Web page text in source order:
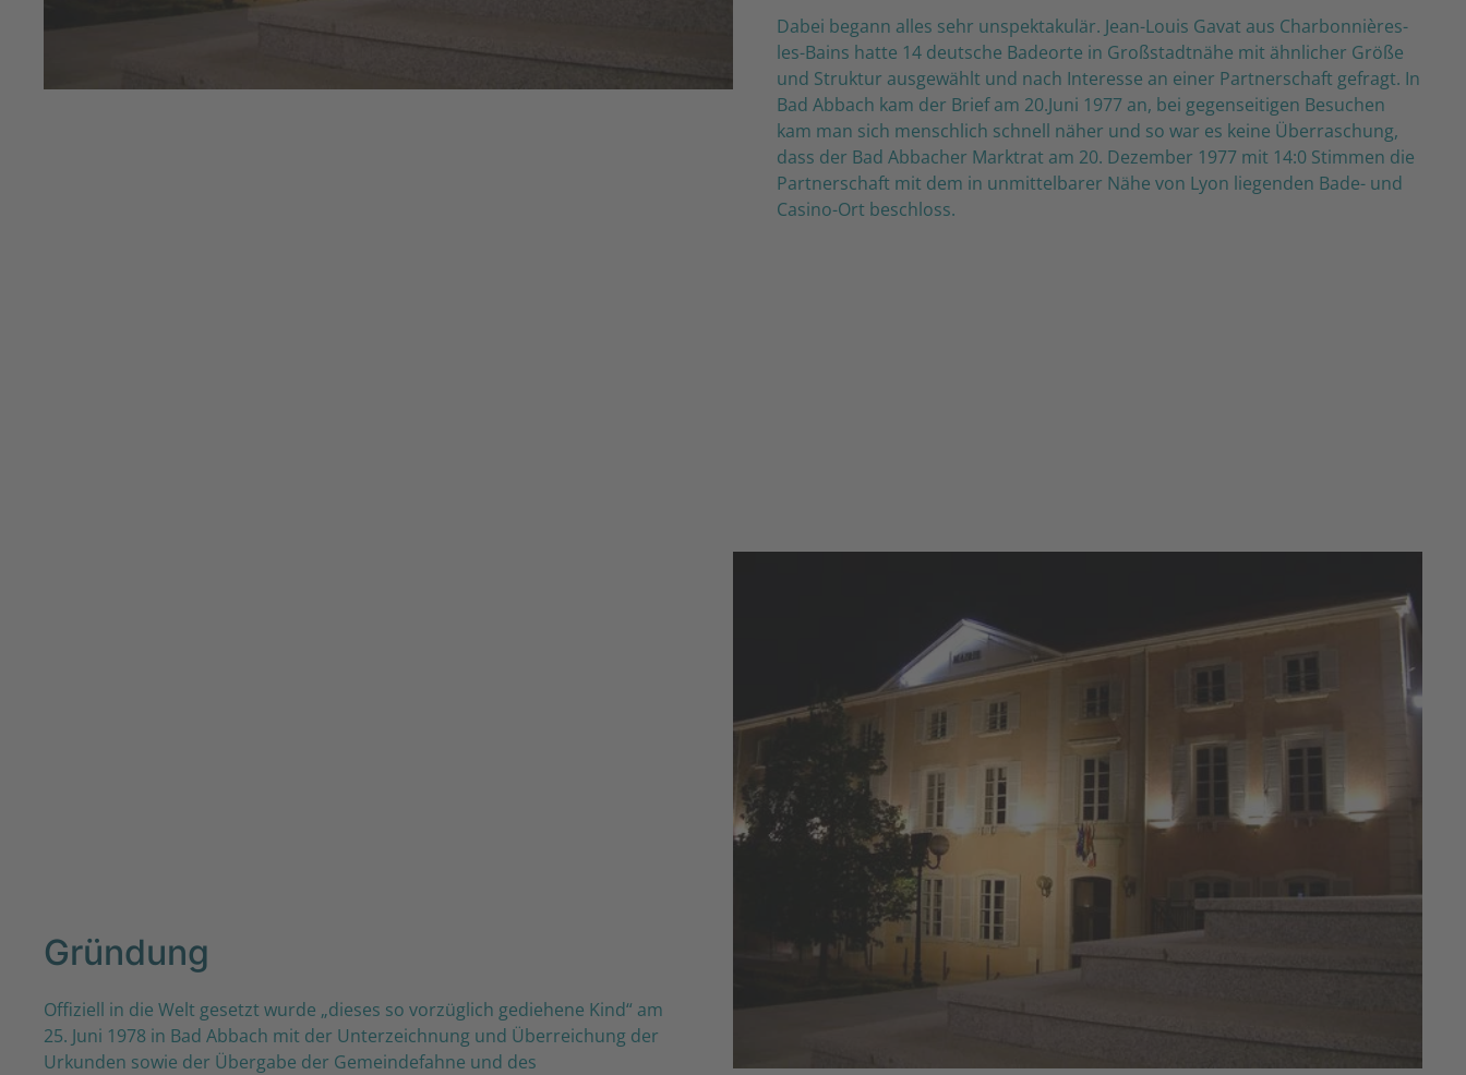
Dabei begann alles sehr unspektakulär. Jean-Louis Gavat aus Charbonnières-
les-Bains hatte 14 deutsche Badeorte in Großstadtnähe mit ähnlicher Größe
und Struktur ausgewählt und nach Interesse an einer Partnerschaft gefragt. In
Bad Abbach kam der Brief am 20.Juni 1977 an, bei gegenseitigen Besuchen
kam man sich menschlich schnell näher und so war es keine Überraschung,
dass der Bad Abbacher Marktrat am 20. Dezember 1977 mit 14:0 Stimmen die
Partnerschaft mit dem in unmittelbarer Nähe von Lyon liegenden Bade- und
Casino-Ort beschloss.
Gründung
Offiziell in die Welt gesetzt wurde „dieses so vorzüglich gediehene Kind“ am
25. Juni 1978 in Bad Abbach mit der Unterzeichnung und Überreichung der
Urkunden sowie der Übergabe der Gemeindefahne und des